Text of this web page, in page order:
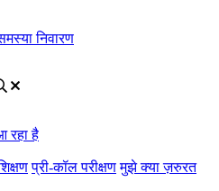
निवारण
रहा है
प्री-कॉल परीक्षण मुझे क्या ज़रुरत